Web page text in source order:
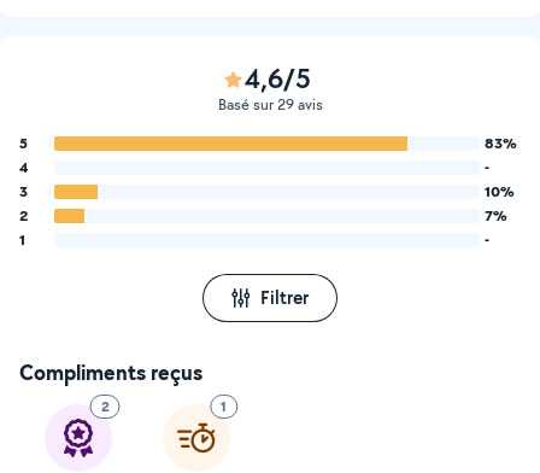
4,6/5
Basé sur 29 avis
5
83%
4
-
3
10%
2
7%
1
-
Filtrer
Compliments reçus
2 1